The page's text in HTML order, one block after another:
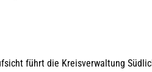
führt die Kreisverwaltung